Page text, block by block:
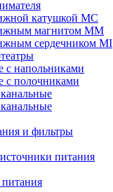
катушкой MC
магнитом ММ
сердечником MI
с напольниками
с полочниками
и фильтры
питания